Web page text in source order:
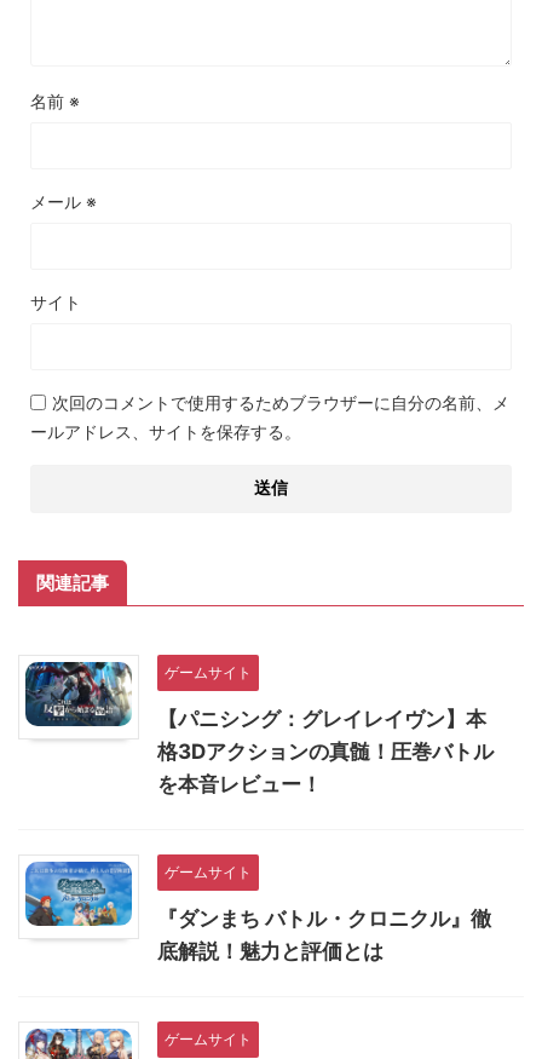
名前 ※
メール ※
サイト
次回のコメントで使用するためブラウザーに自分の名前、メ
ールアドレス、サイトを保存する。
関連記事
ゲームサイト
【パニシング：グレイレイヴン】本
格3Dアクションの真髄！圧巻バトル
を本音レビュー！
ゲームサイト
『ダンまち バトル・クロニクル』徹
底解説！魅力と評価とは
ゲームサイト